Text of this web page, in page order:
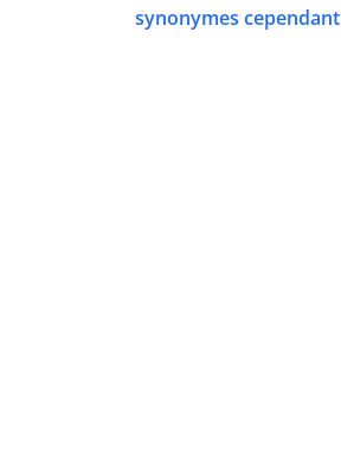
synonymes cependant